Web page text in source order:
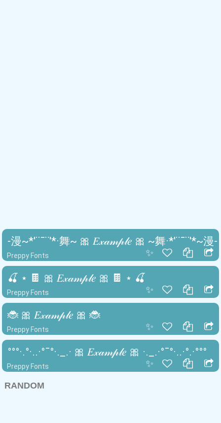
✨
Preppy Fonts
-漫~*'¨¯¨'*·舞~ 🎀 𝐸𝓍𝒶𝓂𝓅𝓁𝑒 🎀 ~舞·*'¨¯¨'*~漫-
✨
Preppy Fonts
🍒 ⋆ 🍫 🎀 𝐸𝓍𝒶𝓂𝓅𝓁𝑒 🎀 🍫 ⋆ 🍒
✨
Preppy Fonts
🐞 🎀 𝐸𝓍𝒶𝓂𝓅𝓁𝑒 🎀 🐞
✨
Preppy Fonts
°°°·.°·..·°¯°·._.· 🎀 𝐸𝓍𝒶𝓂𝓅𝓁𝑒 🎀 ·._.·°¯°·..·°.·°°°
RANDOM